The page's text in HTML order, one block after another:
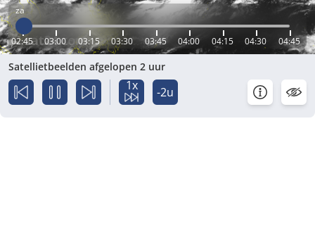
za
02:45 03:00 03:15 03:30 03:45 04:00 04:15 04:30 04:45
Satellietbeelden afgelopen 2 uur
1x -2u